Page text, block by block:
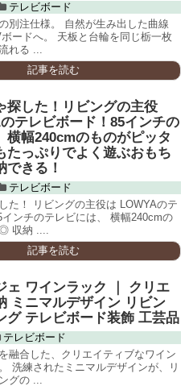
テレビボード
別注仕様。 自然が生み出した曲線
ードへ。 天板と台輪を同じ栃一枚
れる ...
記事を読む
探した！リビングの主役
テレビボード！85インチの
横幅240cmのものがピッタ
たっぷりでよく遊ぶおもち
できる！
テレビボード
た！ リビングの主役は LOWYAのテ
インチのテレビには、 横幅240cmの
収納 ....
記事を読む
ェ ワインラック ｜ クリエ
ミニマルデザイン リビン
グ テレビボード装飾 工芸品
テレビボード
融合した、クリエイティブなワイン
洗練されたミニマルデザインが、リ
グの ...